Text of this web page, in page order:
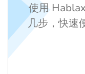
使用
几步，快速